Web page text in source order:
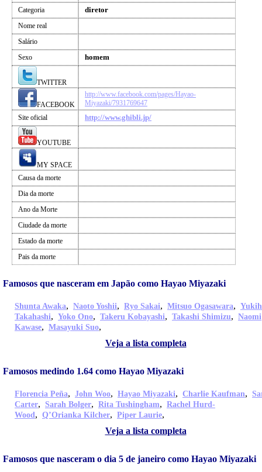
Categoria diretor
Nome real
Salário
Sexo
homem
TWITTER
FACEBOOK
http://www.facebook.com/pages/Hayao-
Miyazaki/7931769647
Site oficial
http://www.ghibli.jp/
YOUTUBE
MY SPACE
Causa da morte
Dia da morte
Ano da Morte
Ciudade da morte
Estado da morte
Pais da morte
Famosos que nasceram em Japão como Hayao Miyazaki
Shunta Awaka, Naoto Yoshii, Ryo Sakai, Mitsuo Ogasawara,
Takahashi, Yoko Ono, Takeru Kobayashi, Takashi Shimizu, Naomi
Kawase, Masayuki Suo,
Veja a lista completa
Famosos medindo 1.64 como Hayao Miyazaki
Florencia Peña, John Woo, Hayao Miyazaki, Charlie Kaufman,
Carter, Sarah Bolger, Rita Tushingham, Rachel Hurd-
Wood, Q’Orianka Kilcher, Piper Laurie,
Veja a lista completa
Famosos que nasceram o dia 5 de janeiro como Hayao Miyazaki